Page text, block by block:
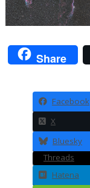
Share
Facebook
X
Bluesky
Threads
Hatena